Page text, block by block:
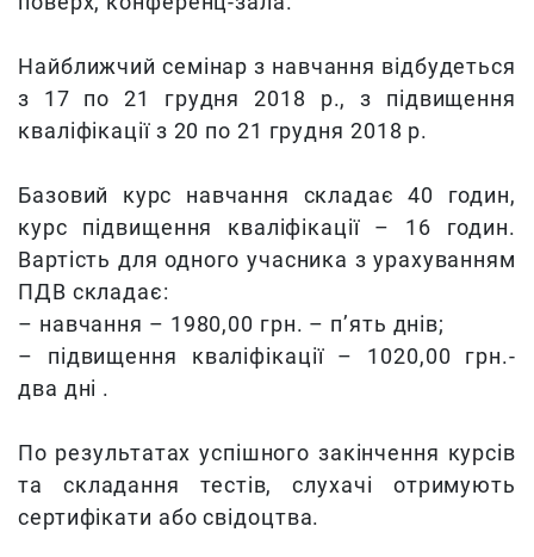
Найближчий семінар з навчання відбудеться
з 17 по 21 грудня 2018 р., з підвищення
кваліфікації з 20 по 21 грудня 2018 р.
Базовий курс навчання складає 40 годин,
курс підвищення кваліфікації – 16 годин.
Вартість для одного учасника з урахуванням
ПДВ складає:
– навчання – 1980,00 грн. – п’ять днів;
– підвищення кваліфікації – 1020,00 грн.-
два дні .
По результатах успішного закінчення курсів
та складання тестів, слухачі отримують
сертифікати або свідоцтва.